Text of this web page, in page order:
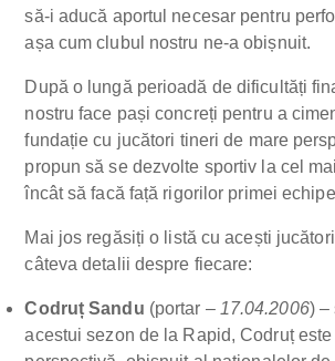
să-i aducă aportul necesar pentru
așa cum clubul nostru ne-a obișnuit.
După o lungă perioadă de dificultăți
nostru face pași concreți pentru a
fundație cu jucători tineri de mare
propun să se dezvolte sportiv la cel
încât să facă față rigorilor primei
Mai jos regăsiți o listă cu acești
câteva detalii despre fiecare:
Codruț Sandu (portar – 17.04.2006) –
acestui sezon de la Rapid, Codruț